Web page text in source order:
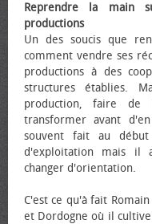
Reprendre la main
productions
Un des soucis que
comment vendre ses
productions à des
structures établies.
production, faire
transformer avant
souvent fait au
d'exploitation mais il
changer d'orientation.
C'est ce qu'à fait
et Dordogne où il